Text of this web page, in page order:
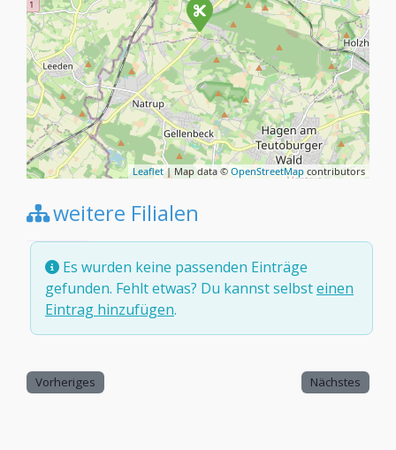
Leaflet| Map data © OpenStreetMap contributors
weitere Filialen
Es wurden keine passenden Einträge
gefunden. Fehlt etwas? Du kannst selbsteinen
Eintrag hinzufügen.
Vorheriges Nächstes